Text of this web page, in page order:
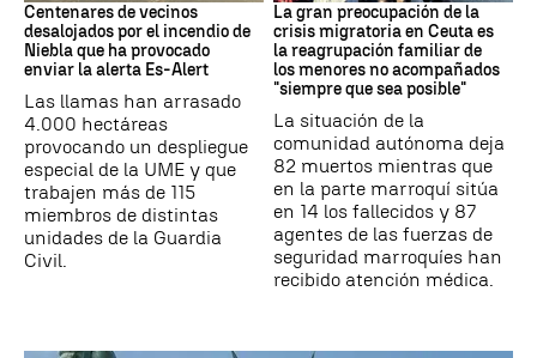
Centenares de vecinos
desalojados por el incendio de
Niebla que ha provocado
enviar la alerta Es-Alert
Las llamas han arrasado
4.000 hectáreas
provocando un despliegue
especial de la UME y que
trabajen más de 115
miembros de distintas
unidades de la Guardia
Civil.
La gran preocupación de la
crisis migratoria en Ceuta es
la reagrupación familiar de
los menores no acompañados
"siempre que sea posible"
La situación de la
comunidad autónoma deja
82 muertos mientras que
en la parte marroquí sitúa
en 14 los fallecidos y 87
agentes de las fuerzas de
seguridad marroquíes han
recibido atención médica.